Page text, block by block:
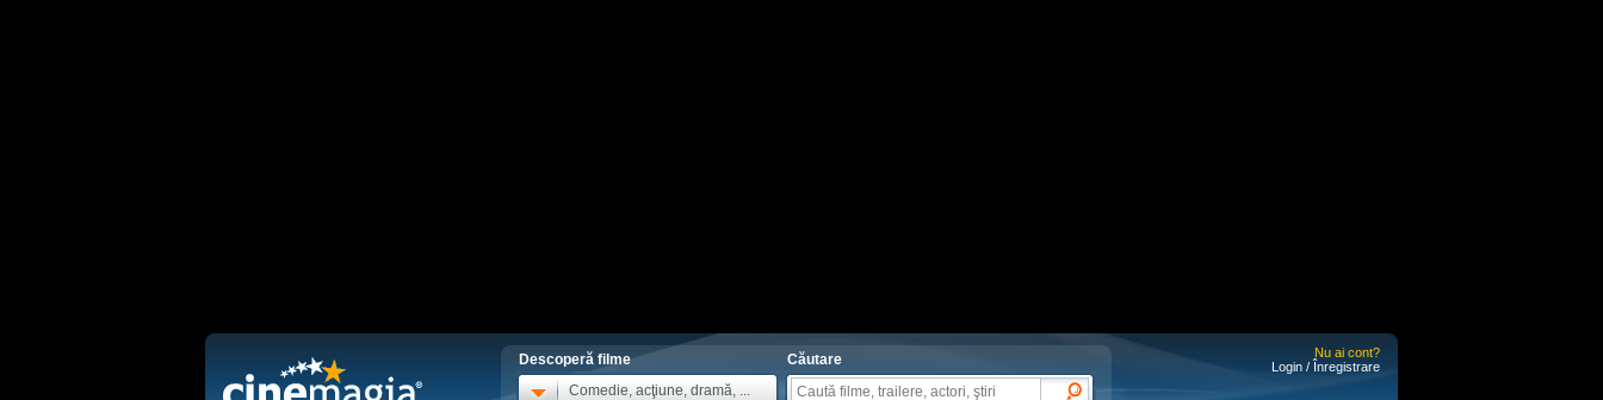
Descoperă filme
Comedie, acţiune, dramă, ...
Căutare
Nu ai cont?
Login / Înregistrare